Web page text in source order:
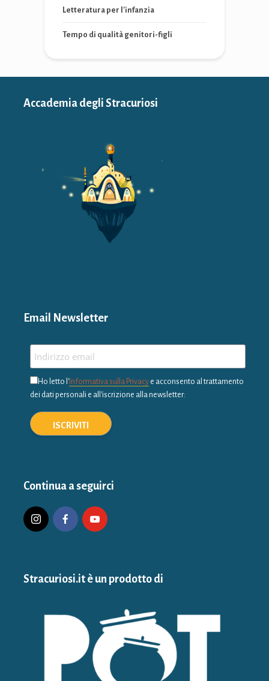
Letteratura per l'infanzia
Tempo di qualità genitori-figli
Accademia degli Stracuriosi
Email Newsletter
Ho letto l' Informativa sulla Privacy e acconsento al trattamento
dei dati personali e all'iscrizione alla newsletter:
Continua a seguirci
Stracuriosi.it è un prodotto di